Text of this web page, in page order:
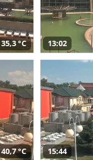
35,3 °C 13:02
40,7 °C 15:44